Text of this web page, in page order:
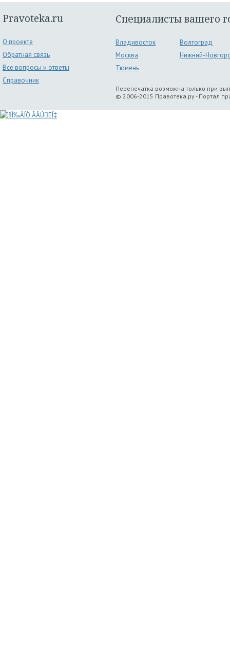
Pravoteka.ru
О проекте
Обратная связь
Все вопросы и ответы
Справочник
Специалисты вашего
Владивосток
Волгоград
Москва
Нижний-
Тюмень
Перепечатка возможна только при
© 2006-2015 Правотека.ру - Портал